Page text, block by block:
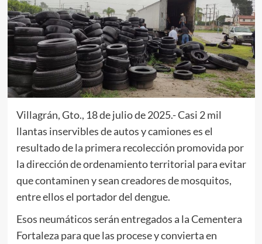
Villagrán, Gto., 18 de julio de 2025.- Casi 2 mil
llantas inservibles de autos y camiones es el
resultado de la primera recolección promovida por
la dirección de ordenamiento territorial para evitar
que contaminen y sean creadores de mosquitos,
entre ellos el portador del dengue.
Esos neumáticos serán entregados a la Cementera
Fortaleza para que las procese y convierta en